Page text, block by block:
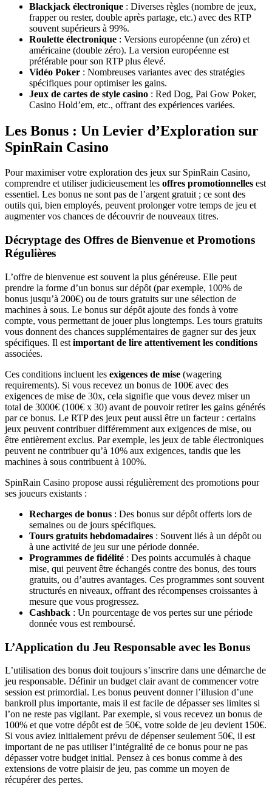
Blackjack électronique : Diverses règles (nombre de jeux,
frapper ou rester, double après partage, etc.) avec des RTP
souvent supérieurs à 99%.
Roulette électronique : Versions européenne (un zéro) et
américaine (double zéro). La version européenne est
préférable pour son RTP plus élevé.
Vidéo Poker : Nombreuses variantes avec des stratégies
spécifiques pour optimiser les gains.
Jeux de cartes de style casino : Red Dog, Pai Gow Poker,
Casino Hold’em, etc., offrant des expériences variées.
Les Bonus : Un Levier d’Exploration sur
SpinRain Casino
Pour maximiser votre exploration des jeux sur SpinRain Casino,
comprendre et utiliser judicieusement les offres promotionnelles est
essentiel. Les bonus ne sont pas de l’argent gratuit ; ce sont des
outils qui, bien employés, peuvent prolonger votre temps de jeu et
augmenter vos chances de découvrir de nouveaux titres.
Décryptage des Offres de Bienvenue et Promotions
Régulières
L’offre de bienvenue est souvent la plus généreuse. Elle peut
prendre la forme d’un bonus sur dépôt (par exemple, 100% de
bonus jusqu’à 200€) ou de tours gratuits sur une sélection de
machines à sous. Le bonus sur dépôt ajoute des fonds à votre
compte, vous permettant de jouer plus longtemps. Les tours gratuits
vous donnent des chances supplémentaires de gagner sur des jeux
spécifiques. Il est important de lire attentivement les conditions
associées.
Ces conditions incluent les exigences de mise (wagering
requirements). Si vous recevez un bonus de 100€ avec des
exigences de mise de 30x, cela signifie que vous devez miser un
total de 3000€ (100€ x 30) avant de pouvoir retirer les gains générés
par ce bonus. Le RTP des jeux peut aussi être un facteur : certains
jeux peuvent contribuer différemment aux exigences de mise, ou
être entièrement exclus. Par exemple, les jeux de table électroniques
peuvent ne contribuer qu’à 10% aux exigences, tandis que les
machines à sous contribuent à 100%.
SpinRain Casino propose aussi régulièrement des promotions pour
ses joueurs existants :
Recharges de bonus : Des bonus sur dépôt offerts lors de
semaines ou de jours spécifiques.
Tours gratuits hebdomadaires : Souvent liés à un dépôt ou
à une activité de jeu sur une période donnée.
Programmes de fidélité : Des points accumulés à chaque
mise, qui peuvent être échangés contre des bonus, des tours
gratuits, ou d’autres avantages. Ces programmes sont souvent
structurés en niveaux, offrant des récompenses croissantes à
mesure que vous progressez.
Cashback : Un pourcentage de vos pertes sur une période
donnée vous est remboursé.
L’Application du Jeu Responsable avec les Bonus
L’utilisation des bonus doit toujours s’inscrire dans une démarche de
jeu responsable. Définir un budget clair avant de commencer votre
session est primordial. Les bonus peuvent donner l’illusion d’une
bankroll plus importante, mais il est facile de dépasser ses limites si
l’on ne reste pas vigilant. Par exemple, si vous recevez un bonus de
100% et que votre dépôt est de 50€, votre solde de jeu devient 150€.
Si vous aviez initialement prévu de dépenser seulement 50€, il est
important de ne pas utiliser l’intégralité de ce bonus pour ne pas
dépasser votre budget initial. Pensez à ces bonus comme à des
extensions de votre plaisir de jeu, pas comme un moyen de
récupérer des pertes.